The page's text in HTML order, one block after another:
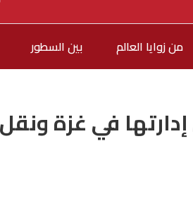
من زوايا العالم بين السطور
في غزة ونقل